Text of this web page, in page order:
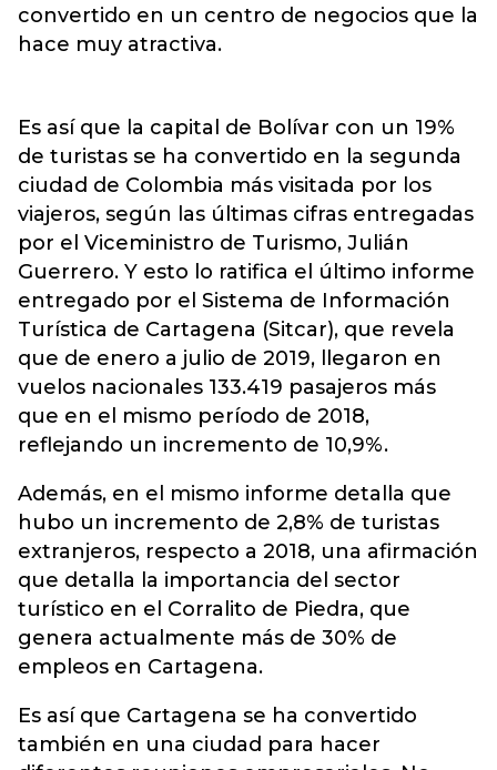
convertido en un centro de negocios que la
hace muy atractiva.
Es así que la capital de Bolívar con un 19%
de turistas se ha convertido en la segunda
ciudad de Colombia más visitada por los
viajeros, según las últimas cifras entregadas
por el Viceministro de Turismo, Julián
Guerrero. Y esto lo ratifica el último informe
entregado por el Sistema de Información
Turística de Cartagena (Sitcar), que revela
que de enero a julio de 2019, llegaron en
vuelos nacionales 133.419 pasajeros más
que en el mismo período de 2018,
reflejando un incremento de 10,9%.
Además, en el mismo informe detalla que
hubo un incremento de 2,8% de turistas
extranjeros, respecto a 2018, una afirmación
que detalla la importancia del sector
turístico en el Corralito de Piedra, que
genera actualmente más de 30% de
empleos en Cartagena.
Es así que Cartagena se ha convertido
también en una ciudad para hacer